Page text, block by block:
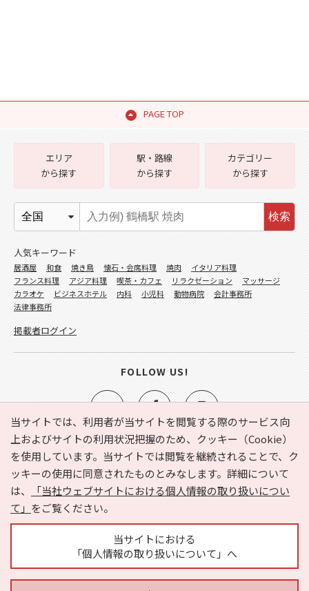
PAGE TOP
当サイトでは、利用者が当サイトを閲覧する際のサービス向
上およびサイトの利用状況把握のため、クッキー（Cookie）
を使用しています。当サイトでは閲覧を継続されることで、ク
ッキーの使用に同意されたものとみなします。詳細について
は、
「当社ウェブサイトにおける個人情報の取り扱いについ
て」 をご覧ください。
当サイトにおける
「個人情報の取り扱いについて」へ
e-NAVITA（イーナビタ）とは？ お気に入り
ヘルプ
利用規約
個人情報の取り扱いについて
運営会社
サイトマップ
広告掲載に関するお問い合わせ
エリア
から探す
駅・路線
から探す
カテゴリー
から探す
検索
人気キーワード
居酒屋 和食 焼き鳥 懐石・会席料理 焼肉
イタリア料理
フランス料理
アジア料理 喫茶・カフェ リラクゼーション
マッサージ
カラオケ
ビジネスホテル 内科 小児科 動物病院
会計事務所
法律事務所
掲載者ログイン
FOLLOW US!